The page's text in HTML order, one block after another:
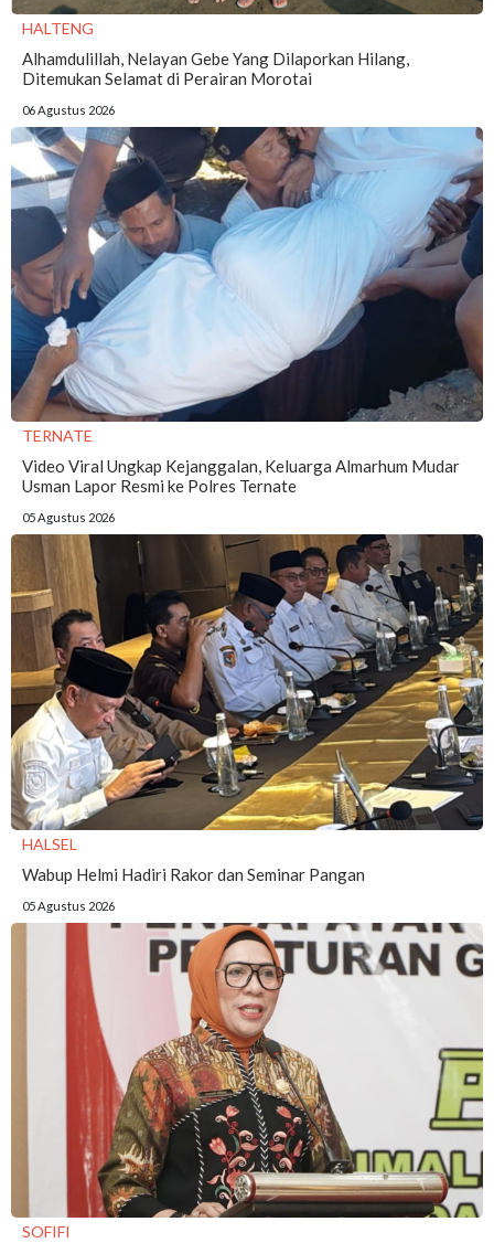
HALTENG
Alhamdulillah, Nelayan Gebe Yang Dilaporkan Hilang,
Ditemukan Selamat di Perairan Morotai
06 Agustus 2026
TERNATE
Video Viral Ungkap Kejanggalan, Keluarga Almarhum Mudar
Usman Lapor Resmi ke Polres Ternate
05 Agustus 2026
HALSEL
Wabup Helmi Hadiri Rakor dan Seminar Pangan
05 Agustus 2026
SOFIFI